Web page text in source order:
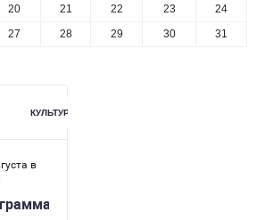
20 21 22 23
24
27 28 29 30 31